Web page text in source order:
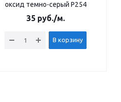
оксид темно-серый Р254
35руб./м.
В корзину